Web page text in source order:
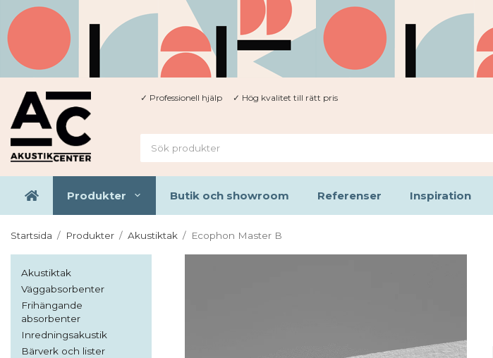
✓ Professionell hjälp ✓ Hög kvalitet till rätt pris
Produkter Butik och showroom Referenser Inspiration
Startsida / Produkter / Akustiktak / Ecophon Master B
Akustiktak
Väggabsorbenter
Frihängande
absorbenter
Inredningsakustik
Bärverk och lister